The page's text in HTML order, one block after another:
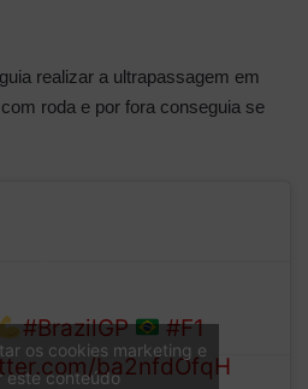
realizar a ultrapassagem em
roda e por fora conseguia se
#BrazilGP
#F1
ba2nfdOfqH
os cookies marketing e
este conteúdo